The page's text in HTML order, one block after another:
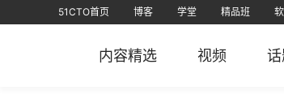
51CTO首页 博客 学堂 精品班
内容精选 视频